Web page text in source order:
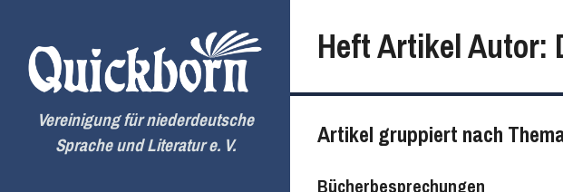
springen
Vereinigung für niederdeutsche
Sprache und Literatur e. V.
Heft Artikel Autor:
Artikel gruppiert nach
Bücherbesprechungen